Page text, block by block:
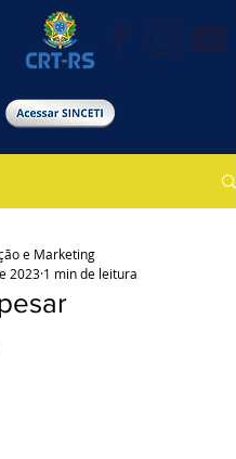
e Marketing
2023 1 min de leitura